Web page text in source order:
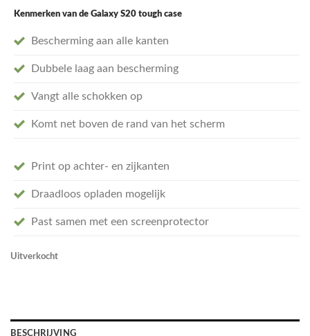
Kenmerken van de Galaxy S20 tough case
Bescherming aan alle kanten
Dubbele laag aan bescherming
Vangt alle schokken op
Komt net boven de rand van het scherm
Print op achter- en zijkanten
Draadloos opladen mogelijk
Past samen met een screenprotector
Uitverkocht
BESCHRIJVING